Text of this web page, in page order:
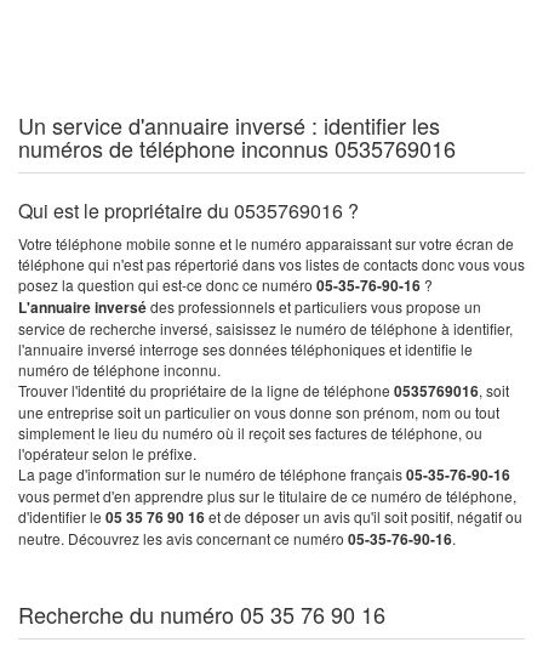
Un service d'annuaire inversé : identifier les
numéros de téléphone inconnus 0535769016
Qui est le propriétaire du 0535769016 ?
Votre téléphone mobile sonne et le numéro apparaissant sur votre écran de
téléphone qui n'est pas répertorié dans vos listes de contacts donc vous vous
posez la question qui est-ce donc ce numéro 05-35-76-90-16 ?
L'annuaire inversédes professionnels et particuliers vous propose un
service de recherche inversé, saisissez le numéro de téléphone à identifier,
l'annuaire inversé interroge ses données téléphoniques et identifie le
numéro de téléphone inconnu.
Trouver l'identité du propriétaire de la ligne de téléphone 0535769016, soit
une entreprise soit un particulier on vous donne son prénom, nom ou tout
simplement le lieu du numéro où il reçoit ses factures de téléphone, ou
l'opérateur selon le préfixe.
La page d'information sur le numéro de téléphone français05-35-76-90-16
vous permet d'en apprendre plus sur le titulaire de ce numéro de téléphone,
d'identifier le 05 35 76 90 16et de déposer un avis qu'il soit positif, négatif ou
neutre. Découvrez les avis concernant ce numéro 05-35-76-90-16.
Recherche du numéro 05 35 76 90 16